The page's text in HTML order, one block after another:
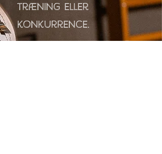
træning eller
konkurrence.